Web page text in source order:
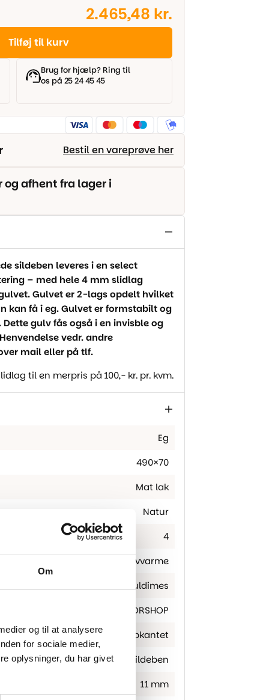
Om
og til at analysere
for sociale medier,
oplysninger, du har givet
2.465,48 kr.
Tilføj til kurv
Brug for hjælp? Ring til
os på 25 24 45 45
Bestil en vareprøve her
afhent fra lager i
sildeben leveres i en select
– med hele 4 mm slidlag
Gulvet er 2-lags opdelt hvilket
kan få i eg. Gulvet er formstabilt og
gulv fås også i en invisble og
vedr. andre
mail eller på tlf.
til en merpris på 100,- kr. pr. kvm.
Eg
490×70
Mat lak
Natur
4
Egnet til gulvvarme
Fuldimes
FLOORSHOP
Skarpkantet
Sildeben
11 mm